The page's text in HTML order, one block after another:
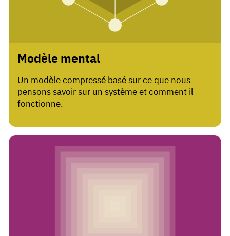
Modèle mental
Un modèle compressé basé sur ce que nous
pensons savoir sur un système et comment il
fonctionne.